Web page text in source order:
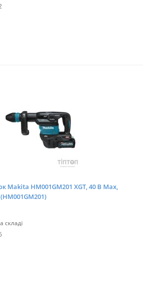
Makita HM001GM201 XGT, 40 В Мах,
складі